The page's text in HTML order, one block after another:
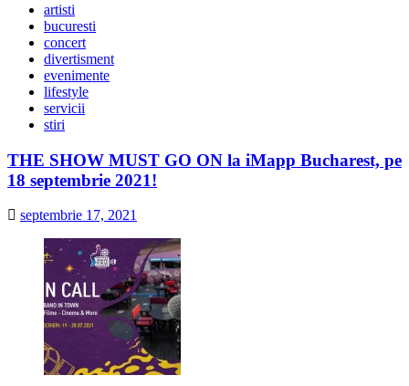
artisti
bucuresti
concert
divertisment
evenimente
lifestyle
servicii
stiri
THE SHOW MUST GO ON la iMapp Bucharest, pe
18 septembrie 2021!
septembrie 17, 2021